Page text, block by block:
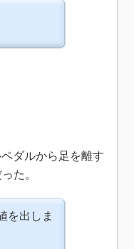
ダルから足を離す
た。
を出しま